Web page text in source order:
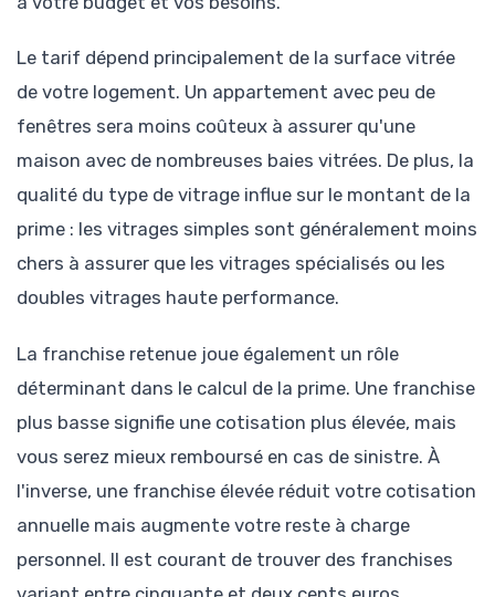
Le tarif dépend principalement de la surface vitrée
de votre logement. Un appartement avec peu de
fenêtres sera moins coûteux à assurer qu'une
maison avec de nombreuses baies vitrées. De plus, la
qualité du type de vitrage influe sur le montant de la
prime : les vitrages simples sont généralement moins
chers à assurer que les vitrages spécialisés ou les
doubles vitrages haute performance.
La franchise retenue joue également un rôle
déterminant dans le calcul de la prime. Une franchise
plus basse signifie une cotisation plus élevée, mais
vous serez mieux remboursé en cas de sinistre. À
l'inverse, une franchise élevée réduit votre cotisation
annuelle mais augmente votre reste à charge
personnel. Il est courant de trouver des franchises